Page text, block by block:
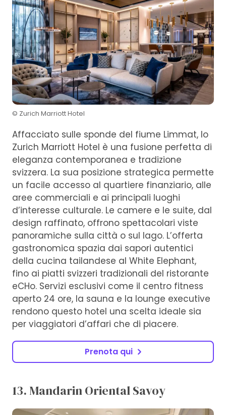
© Zurich Marriott Hotel
Affacciato sulle sponde del fiume Limmat, lo
Zurich Marriott Hotel è una fusione perfetta di
eleganza contemporanea e tradizione
svizzera. La sua posizione strategica permette
un facile accesso al quartiere finanziario, alle
aree commerciali e ai principali luoghi
d’interesse culturale. Le camere e le suite, dal
design raffinato, offrono spettacolari viste
panoramiche sulla città o sul lago. L’offerta
gastronomica spazia dai sapori autentici
della cucina tailandese al White Elephant,
fino ai piatti svizzeri tradizionali del ristorante
eCHo. Servizi esclusivi come il centro fitness
aperto 24 ore, la sauna e la lounge executive
rendono questo hotel una scelta ideale sia
per viaggiatori d’affari che di piacere.
Prenota qui
13. Mandarin Oriental Savoy